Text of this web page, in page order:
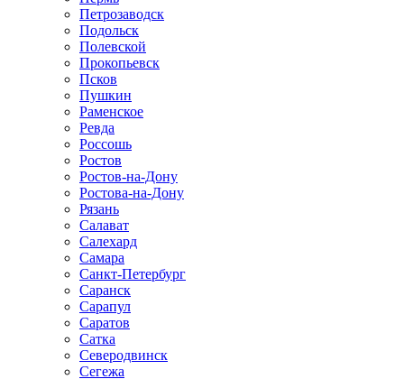
Петрозаводск
Подольск
Полевской
Прокопьевск
Псков
Пушкин
Раменское
Ревда
Россошь
Ростов
Ростов-на-Дону
Ростова-на-Дону
Рязань
Салават
Салехард
Самара
Санкт-Петербург
Саранск
Сарапул
Саратов
Сатка
Северодвинск
Сегежа